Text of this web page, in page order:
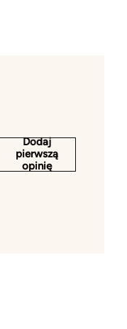
Dodaj
pierwszą
opinię